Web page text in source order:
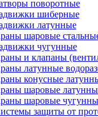
поворотные
шиберные
латунные
шаровые
чугунные
и клапаны
латунные
конусные
шаровые
шаровые
защиты от